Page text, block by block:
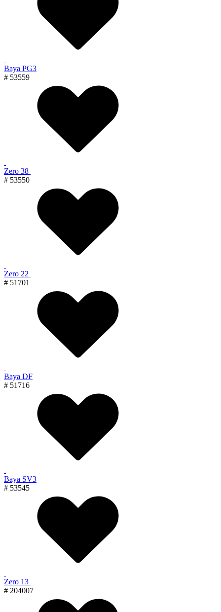
Baya PG3
# 53559
Zero 38
# 53550
Zero 22
# 51701
Baya DF
# 51716
Baya SV3
# 53545
Zero 13
# 204007